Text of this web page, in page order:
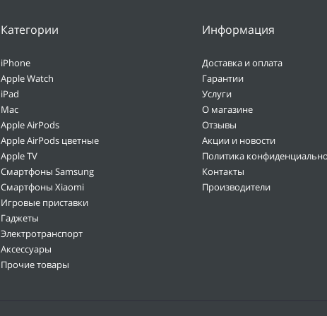
Категории
iPhone
Apple Watch
iPad
Mac
Apple AirPods
Apple AirPods цветные
Apple TV
Смартфоны Samsung
Смартфоны Xiaomi
Игровые приставки
Гаджеты
Электротранспорт
Аксессуары
Прочие товары
Информация
Доставка и оплата
Гарантии
Услуги
О магазине
Отзывы
Акции и новости
Политика
Контакты
Производители